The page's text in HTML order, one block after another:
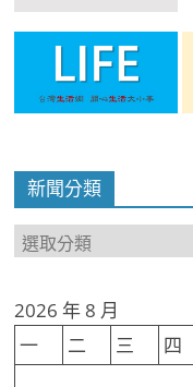
新聞分類
新
類
2026 年 8 月
一
二 三 四